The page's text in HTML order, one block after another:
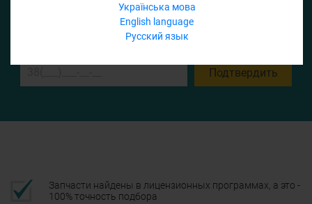
Українська мова
English language
Русский язык
Подтвердить
Запчасти найдены в лицензионных программах, а это -
100% точность подбора